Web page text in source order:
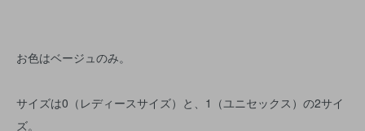
お色はベージュのみ。
サイズは0（レディースサイズ）と、1（ユニセックス）の2サイ
ズ。